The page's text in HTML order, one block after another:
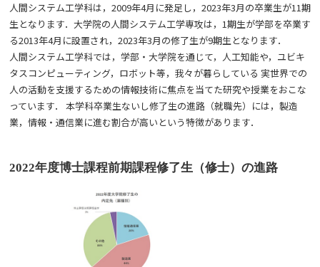
人間システム工学科は，2009年4月に発足し，2023年3月の卒業生が11期
生となります．大学院の人間システム工学専攻は，1期生が学部を卒業す
る2013年4月に設置され，2023年3月の修了生が9期生となります．
人間システム工学科では，学部・大学院を通じて，人工知能や，ユビキ
タスコンピューティング，ロボット等，我々が暮らしている 実世界での
人の活動を支援するための情報技術に焦点を当てた研究や授業をおこな
っています． 本学科卒業生ないし修了生の進路（就職先）には，製造
業，情報・通信業に進む割合が高いという特徴があります．
2022年度博士課程前期課程修了生（修士）の進路